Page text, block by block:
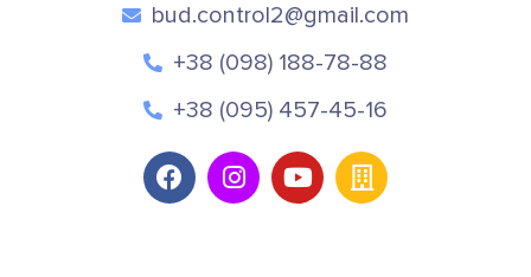
bud.control2@gmail.com
+38 (098) 188-78-88
+38 (095) 457-45-16